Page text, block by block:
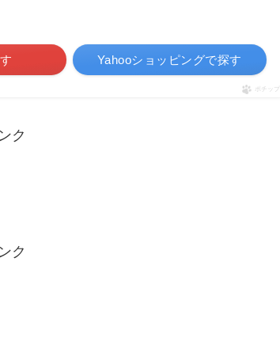
Yahooショッピングで探す
ポチップ
ク
ク